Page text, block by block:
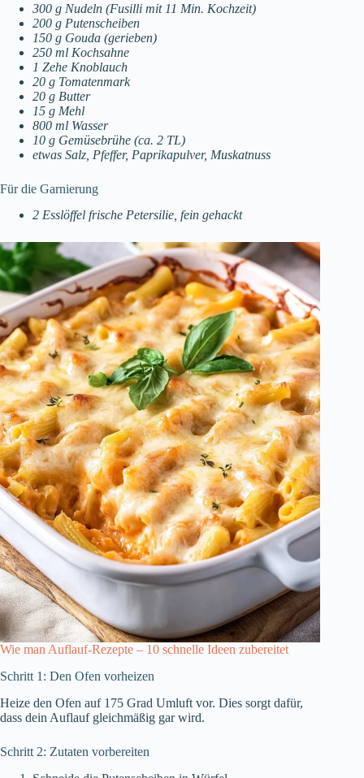
300 g Nudeln (Fusilli mit 11 Min. Kochzeit)
200 g Putenscheiben
150 g Gouda (gerieben)
250 ml Kochsahne
1 Zehe Knoblauch
20 g Tomatenmark
20 g Butter
15 g Mehl
800 ml Wasser
10 g Gemüsebrühe (ca. 2 TL)
etwas Salz, Pfeffer, Paprikapulver, Muskatnuss
Für die Garnierung
2 Esslöffel frische Petersilie, fein gehackt
Wie man Auflauf-Rezepte – 10 schnelle Ideen zubereitet
Schritt 1: Den Ofen vorheizen
Heize den Ofen auf 175 Grad Umluft vor. Dies sorgt dafür,
dass dein Auflauf gleichmäßig gar wird.
Schritt 2: Zutaten vorbereiten